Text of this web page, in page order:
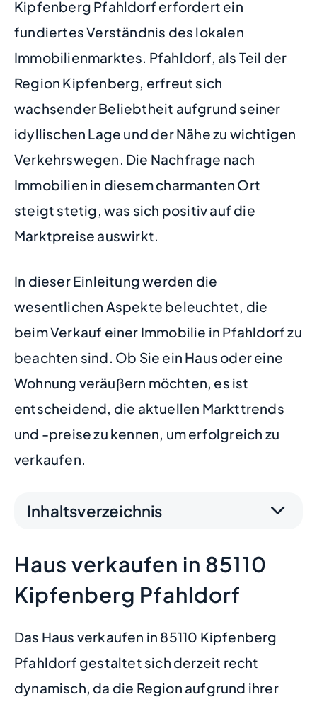
Kipfenberg Pfahldorf erfordert ein
fundiertes Verständnis des lokalen
Immobilienmarktes. Pfahldorf, als Teil der
Region Kipfenberg, erfreut sich
wachsender Beliebtheit aufgrund seiner
idyllischen Lage und der Nähe zu wichtigen
Verkehrswegen. Die Nachfrage nach
Immobilien in diesem charmanten Ort
steigt stetig, was sich positiv auf die
Marktpreise auswirkt.
In dieser Einleitung werden die
wesentlichen Aspekte beleuchtet, die
beim Verkauf einer Immobilie in Pfahldorf zu
beachten sind. Ob Sie ein Haus oder eine
Wohnung veräußern möchten, es ist
entscheidend, die aktuellen Markttrends
und -preise zu kennen, um erfolgreich zu
verkaufen.
Inhaltsverzeichnis
Haus verkaufen in 85110
Kipfenberg Pfahldorf
Das Haus verkaufen in 85110 Kipfenberg
Pfahldorf gestaltet sich derzeit recht
dynamisch, da die Region aufgrund ihrer